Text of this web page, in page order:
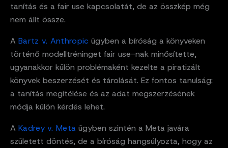
tanítás és a fair use kapcsolatát, de az összkép még
nem állt össze.
A Bartz v. Anthropic ügyben a bíróság a könyveken
történő modelltréninget fair use-nak minősítette,
ugyanakkor külön problémaként kezelte a piratizált
könyvek beszerzését és tárolását. Ez fontos tanulság:
a tanítás megítélése és az adat megszerzésének
módja külön kérdés lehet.
A Kadrey v. Meta ügyben szintén a Meta javára
született döntés, de a bíróság hangsúlyozta, hogy az